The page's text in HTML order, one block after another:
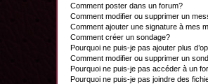
Comment poster dans un forum?
Comment modifier ou supprimer un
Comment ajouter une signature à mes
Comment créer un sondage?
Pourquoi ne puis-je pas ajouter plus
Comment modifier ou supprimer un
Pourquoi ne puis-je pas accéder à un
Pourquoi ne puis-je pas joindre des